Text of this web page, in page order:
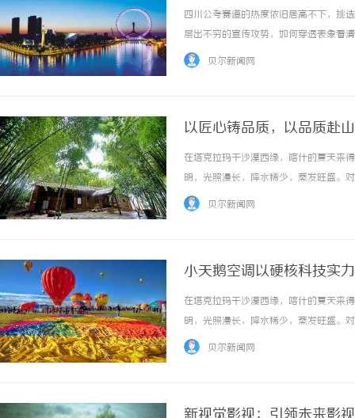
四川公考赛道的热度依旧居高不下，挑
层出不穷的宣传攻势，如何穿透表象看
系”与“落地服务”两大实操维度，对川
贝尔新闻网
以匠心铸品质，以品质赴
在塔克拉玛干沙漠西缘，喀什的夏天来
明，光照漫长，降水稀少，蒸发旺盛。
专注力。一间装得上课桌、也装得下清
贝尔新闻网
小天鹅空调以硬核科技实
心”
在塔克拉玛干沙漠西缘，喀什的夏天来
明，光照漫长，降水稀少，蒸发旺盛。
专注力。一间装得上课桌、也装得下清
贝尔新闻网